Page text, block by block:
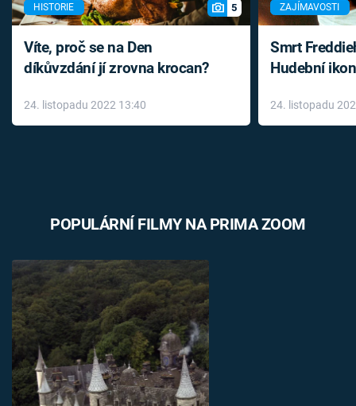
HISTORIE 5
Víte, proč se na Den
díkůvzdání jí zrovna krocan?
24. listopadu 2022 13:40
ZAJÍMAVOSTI
Smrt
Hudební
léky
24. listopadu
POPULÁRNÍ FILMY NA PRIMA ZOOM